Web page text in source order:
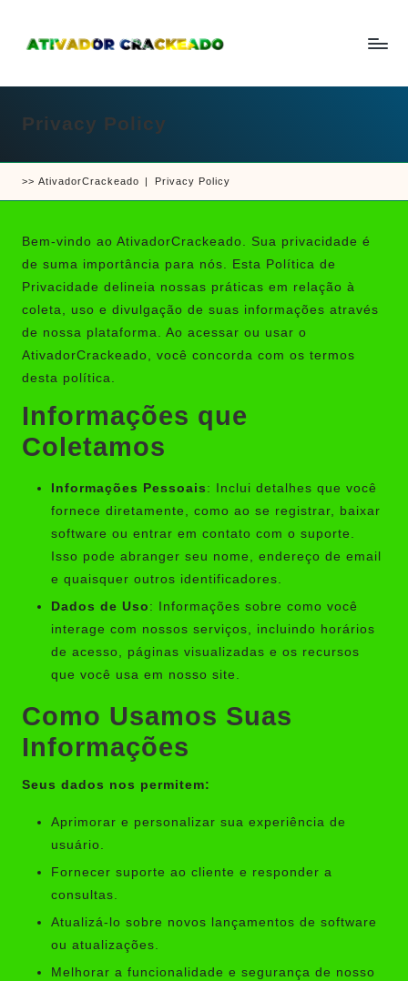
content
ti
a
d
r
e
c
k
e
a
o
completo
crackear
software
e
jogos
Privacy Policy
>> AtivadorCrackeado | Privacy Policy
Bem-vindo ao AtivadorCrackeado. Sua privacidade é
de suma importância para nós. Esta Política de
Privacidade delineia nossas práticas em relação à
coleta, uso e divulgação de suas informações através
de nossa plataforma. Ao acessar ou usar o
AtivadorCrackeado, você concorda com os termos
desta política.
Informações que
Coletamos
Informações Pessoais : Inclui detalhes que você
fornece diretamente, como ao se registrar, baixar
software ou entrar em contato com o suporte.
Isso pode abranger seu nome, endereço de email
e quaisquer outros identificadores.
Dados de Uso : Informações sobre como você
interage com nossos serviços, incluindo horários
de acesso, páginas visualizadas e os recursos
que você usa em nosso site.
Como Usamos Suas
Informações
Seus dados nos permitem:
Aprimorar e personalizar sua experiência de
usuário.
Fornecer suporte ao cliente e responder a
consultas.
Atualizá-lo sobre novos lançamentos de software
ou atualizações.
Melhorar a funcionalidade e segurança de nosso